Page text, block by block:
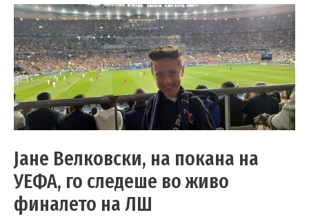
Јане Велковски, на покана на
УЕФА, го следеше во живо
финалето на ЛШ